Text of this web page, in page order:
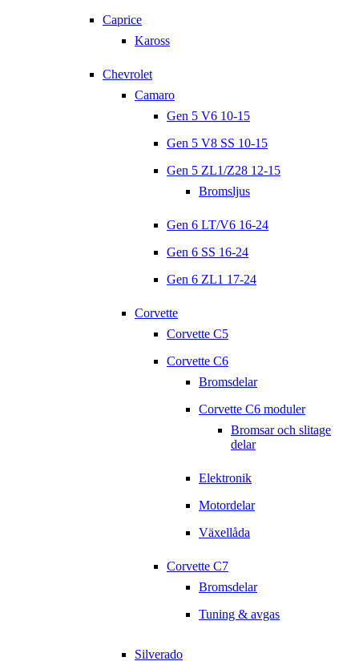
Caprice
Kaross
Chevrolet
Camaro
Gen 5 V6 10-15
Gen 5 V8 SS 10-15
Gen 5 ZL1/Z28 12-15
Bromsljus
Gen 6 LT/V6 16-24
Gen 6 SS 16-24
Gen 6 ZL1 17-24
Corvette
Corvette C5
Corvette C6
Bromsdelar
Corvette C6 moduler
Bromsar och slitage
delar
Elektronik
Motordelar
Växellåda
Corvette C7
Bromsdelar
Tuning & avgas
Silverado